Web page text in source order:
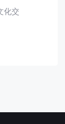
化交